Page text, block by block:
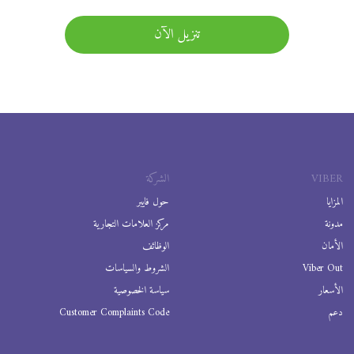
تنزيل الآن
VIBER
المزايا
مدونة
الأمان
Viber Out
الأسعار
دعم
الشركة
حول فايبر
مركز العلامات التجارية
الوظائف
الشروط والسياسات
سياسة الخصوصية
Customer Complaints Code